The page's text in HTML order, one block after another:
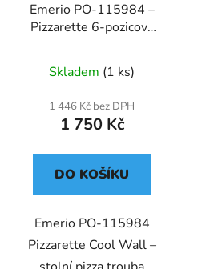
Emerio PO-115984 –
Pizzarette 6-pozicová
Skladem (1 ks)
1 446 Kč bez DPH
1 750 Kč
DO KOŠÍKU
Emerio PO‑115984
Pizzarette Cool Wall –